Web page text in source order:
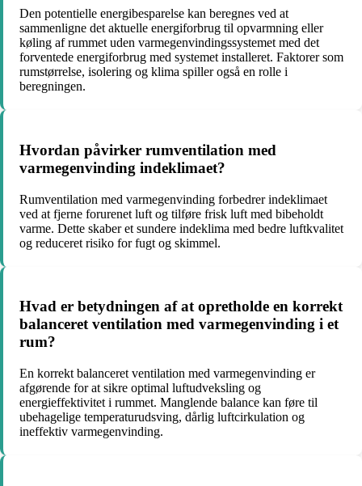
Den potentielle energibesparelse kan beregnes ved at
sammenligne det aktuelle energiforbrug til opvarmning eller
køling af rummet uden varmegenvindingssystemet med det
forventede energiforbrug med systemet installeret. Faktorer som
rumstørrelse, isolering og klima spiller også en rolle i
beregningen.
Hvordan påvirker rumventilation med
varmegenvinding indeklimaet?
Rumventilation med varmegenvinding forbedrer indeklimaet
ved at fjerne forurenet luft og tilføre frisk luft med bibeholdt
varme. Dette skaber et sundere indeklima med bedre luftkvalitet
og reduceret risiko for fugt og skimmel.
Hvad er betydningen af at opretholde en korrekt
balanceret ventilation med varmegenvinding i et
rum?
En korrekt balanceret ventilation med varmegenvinding er
afgørende for at sikre optimal luftudveksling og
energieffektivitet i rummet. Manglende balance kan føre til
ubehagelige temperaturudsving, dårlig luftcirkulation og
ineffektiv varmegenvinding.